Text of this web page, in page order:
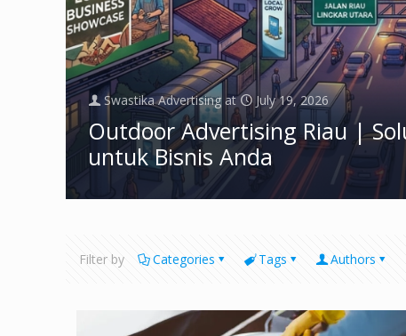
Swastika Advertising at July 19, 2026
Outdoor Advertising Riau |
untuk Bisnis Anda
Filter by Categories Tags Authors